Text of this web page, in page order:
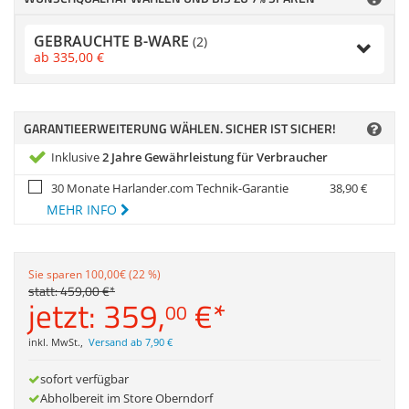
Anmelden | Registrieren |
GEBRAUCHTE B-WARE (2)
ab 335,00 €
GARANTIEERWEITERUNG WÄHLEN. SICHER IST SICHER!
Inklusive2 Jahre Gewährleistung für Verbraucher
30 Monate Harlander.com Technik-Garantie
38,90€
MEHR INFO
Sie sparen 100,00€ (22 %)
statt:459,00€*
jetzt: 359,00 €*
inkl. MwSt., Versand ab 7,90 €
sofort verfügbar
Abholbereit im Store Oberndorf